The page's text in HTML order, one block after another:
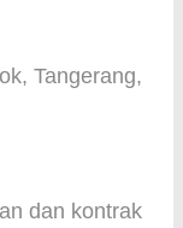
Tangerang,
dan kontrak